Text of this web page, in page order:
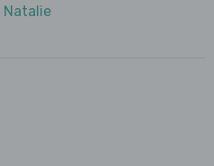
Natalie